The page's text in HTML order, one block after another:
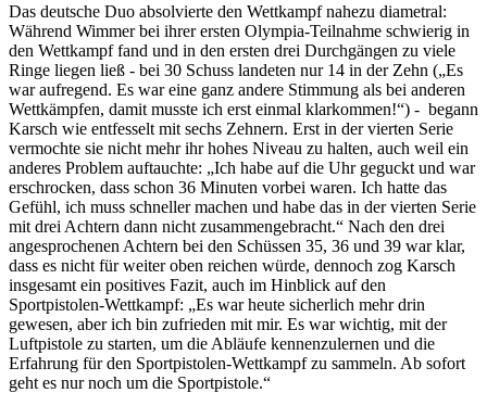
Das deutsche Duo absolvierte den Wettkampf nahezu diametral:
Während Wimmer bei ihrer ersten Olympia-Teilnahme schwierig in
den Wettkampf fand und in den ersten drei Durchgängen zu viele
Ringe liegen ließ - bei 30 Schuss landeten nur 14 in der Zehn („Es
war aufregend. Es war eine ganz andere Stimmung als bei anderen
Wettkämpfen, damit musste ich erst einmal klarkommen!“) - begann
Karsch wie entfesselt mit sechs Zehnern. Erst in der vierten Serie
vermochte sie nicht mehr ihr hohes Niveau zu halten, auch weil ein
anderes Problem auftauchte: „Ich habe auf die Uhr geguckt und war
erschrocken, dass schon 36 Minuten vorbei waren. Ich hatte das
Gefühl, ich muss schneller machen und habe das in der vierten Serie
mit drei Achtern dann nicht zusammengebracht.“ Nach den drei
angesprochenen Achtern bei den Schüssen 35, 36 und 39 war klar,
dass es nicht für weiter oben reichen würde, dennoch zog Karsch
insgesamt ein positives Fazit, auch im Hinblick auf den
Sportpistolen-Wettkampf: „Es war heute sicherlich mehr drin
gewesen, aber ich bin zufrieden mit mir. Es war wichtig, mit der
Luftpistole zu starten, um die Abläufe kennenzulernen und die
Erfahrung für den Sportpistolen-Wettkampf zu sammeln. Ab sofort
geht es nur noch um die Sportpistole.“